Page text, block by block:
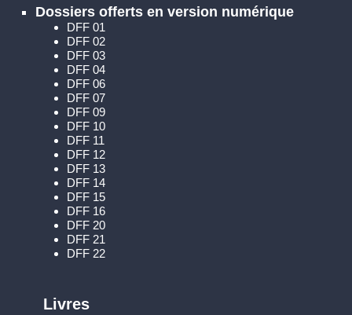
Dossiers offerts en version numérique
DFF 01
DFF 02
DFF 03
DFF 04
DFF 06
DFF 07
DFF 09
DFF 10
DFF 11
DFF 12
DFF 13
DFF 14
DFF 15
DFF 16
DFF 20
DFF 21
DFF 22
Livres